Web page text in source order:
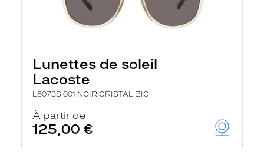
Lunettes de soleil
Lacoste
L6073S 001 NOIR CRISTAL BIC
À partir de
125,00 €